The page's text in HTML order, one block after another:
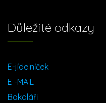
Důležité odkazy
E-jídelníček
E -MAIL
Bakaláři